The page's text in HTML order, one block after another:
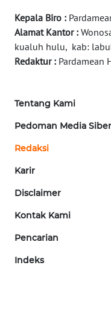
Kepala Biro :
Alamat Kantor :
kualuh hulu, kab:
Redaktur : Pardamean
Tentang Kami
Pedoman Media Siber
Redaksi
Karir
Disclaimer
Kontak Kami
Pencarian
Indeks
METRO
SIANTAR
NEWS
NEWS
JAKARTA
KRT
KARING